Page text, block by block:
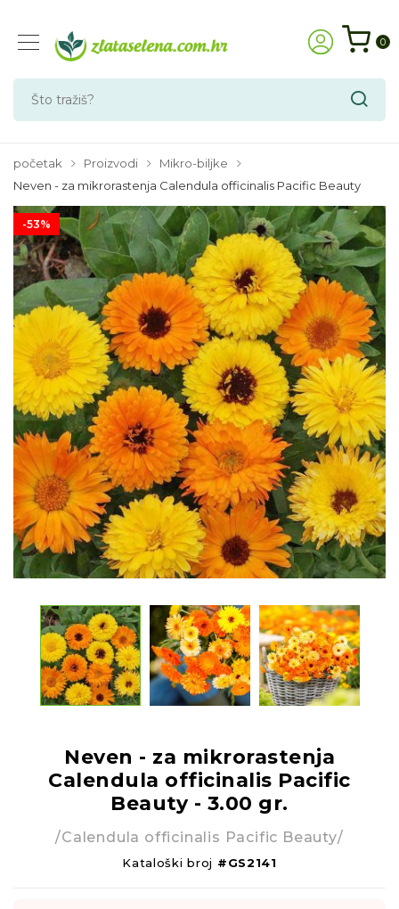
0
početak Proizvodi
Mikro-biljke
Neven - za mikrorastenja Calendula officinalis Pacific Beauty
-53%
Neven - za mikrorastenja
Calendula officinalis Pacific
Beauty - 3.00 gr.
/Calendula officinalis Pacific Beauty/
Kataloški broj #GS2141